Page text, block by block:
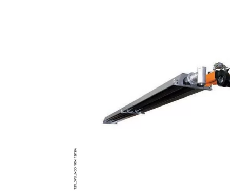
Ventilateur centrifuge
Ventilateur de sol
Ventilateur sur pied
Ventilateur de table
Extracteur d'air mural
Extracteur d'air mural hélicoïde
Extracteur d'air mural centrifuge